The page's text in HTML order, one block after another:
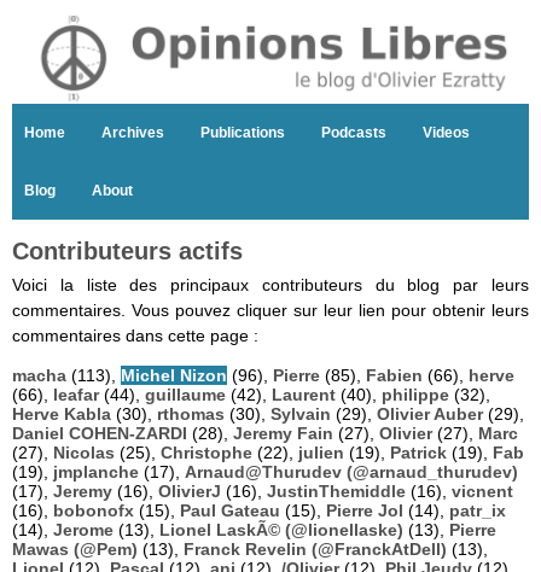
Home Archives Publications Podcasts Videos
Blog About
Contributeurs actifs
Voici la liste des principaux contributeurs du blog par leurs
commentaires. Vous pouvez cliquer sur leur lien pour obtenir leurs
commentaires dans cette page :
macha (113), Michel Nizon (96), Pierre (85), Fabien (66), herve
(66), leafar(44), guillaume (42), Laurent (40), philippe (32),
Herve Kabla (30), rthomas (30), Sylvain (29), Olivier Auber(29),
Daniel COHEN-ZARDI (28), Jeremy Fain (27), Olivier(27), Marc
(27), Nicolas (25), Christophe (22), julien (19), Patrick (19), Fab
(19), jmplanche (17), Arnaud@Thurudev (@arnaud_thurudev)
(17), Jeremy (16), OlivierJ (16), JustinThemiddle (16), vicnent
(16), bobonofx (15), Paul Gateau (15), Pierre Jol (14), patr_ix
(14), Jerome (13), Lionel LaskÃ© (@lionellaske) (13), Pierre
Mawas (@Pem) (13), Franck Revelin (@FranckAtDell) (13),